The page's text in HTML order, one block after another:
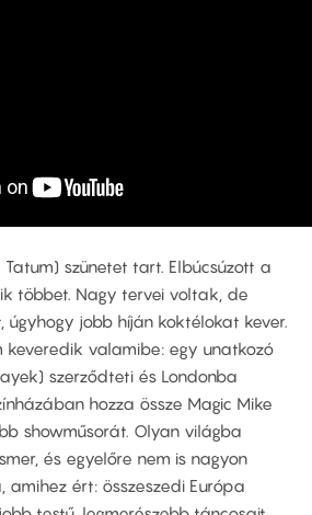
Tatum) szünetet tart. Elbúcsúzott a
többet. Nagy tervei voltak, de
úgyhogy jobb híján koktélokat kever.
keveredik valamibe: egy unatkozó
szerződteti és Londonba
hozza össze Magic Mike
showműsorát. Olyan világba
és egyelőre nem is nagyon
amihez ért: összeszedi Európa